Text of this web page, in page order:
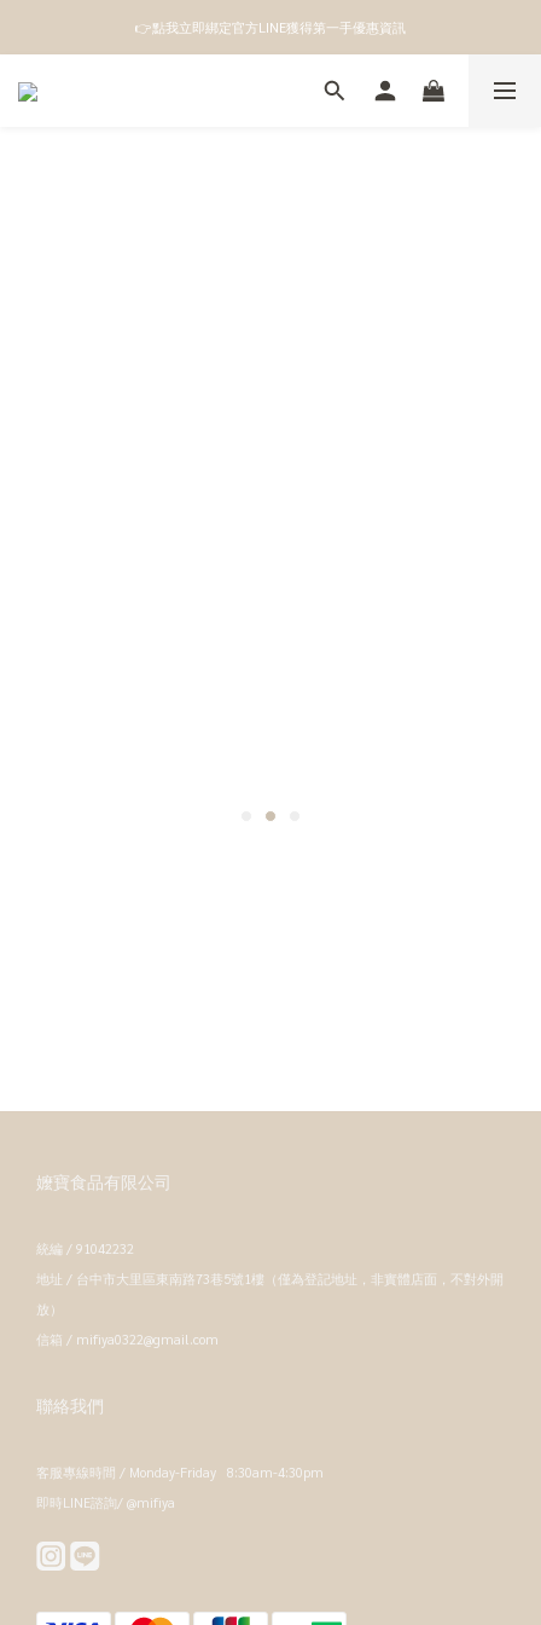
👉點我立即綁定官方LINE獲得第一手優惠資訊
👉點我立即綁定官方LINE獲得第一手優惠資訊
註冊成為新會員即領100元購物金
嬤寶食品有限公司
統編 / 91042232
地址 / 台中市大里區東南路73巷5號1樓（僅為登記地址，非實體店面，不對外開
放）
信箱 / mifiya0322@gmail.com
聯絡我們
客服專線時間 / Monday-Friday 8:30am-4:30pm
即時LINE諮詢/ @mifiya